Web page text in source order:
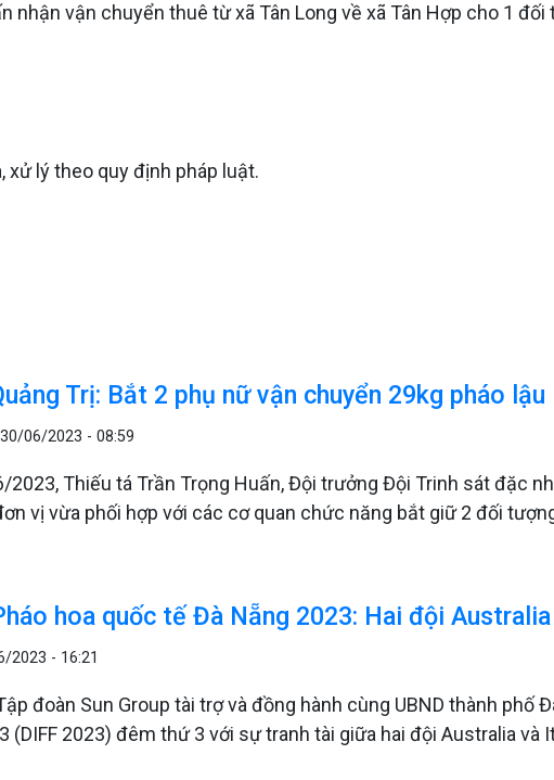
nhận vận chuyển thuê từ xã Tân Long về xã Tân Hợp cho 1
lý theo quy định pháp luật.
Trị: Bắt 2 phụ nữ vận chuyển 29kg pháo lậu
30/06/2023 - 08:59
2023, Thiếu tá Trần Trọng Huấn, Đội trưởng Đội Trinh sát đặc
vị vừa phối hợp với các cơ quan chức năng bắt giữ 2 đối
hoa quốc tế Đà Nẵng 2023: Hai đội
2023 - 16:21
đoàn Sun Group tài trợ và đồng hành cùng UBND thành phố
(DIFF 2023) đêm thứ 3 với sự tranh tài giữa hai đội Australia và